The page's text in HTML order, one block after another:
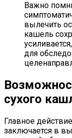
Важно
вылечить
кашель
для
сухого
Главное
заключается в